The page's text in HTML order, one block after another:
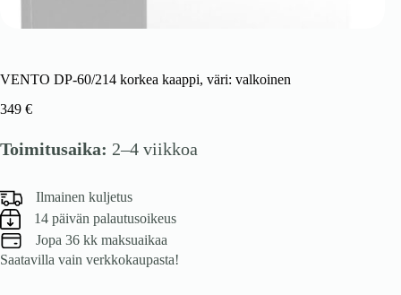
VENTO DP-60/214 korkea kaappi, väri: valkoinen
349 €
Toimitusaika: 2–4 viikkoa
Ilmainen kuljetus
14 päivän palautusoikeus
Jopa 36 kk maksuaikaa
Saatavilla vain verkkokaupasta!